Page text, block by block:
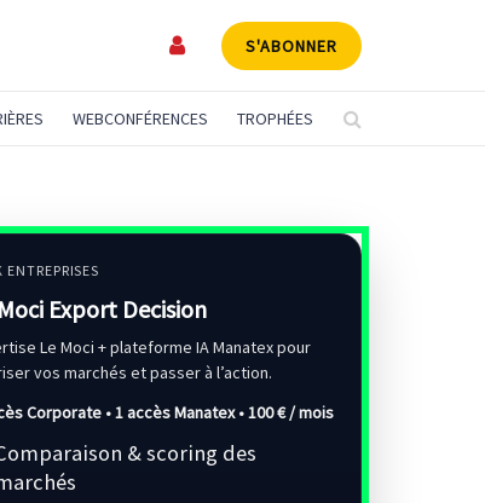
S'ABONNER
WEBCONFÉRENCES TROPHÉES
ENTREPRISES
Export Decision
Le Moci + plateforme IA Manatex pour
vos marchés et passer à l’action.
Corporate • 1 accès Manatex •100 € / mois
& scoring des